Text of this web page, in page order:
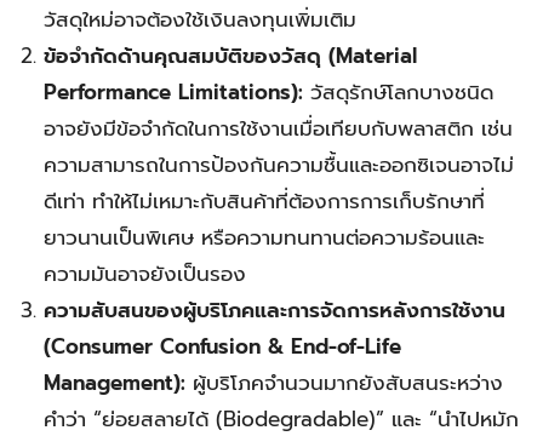
วัสดุใหม่อาจต้องใช้เงินลงทุนเพิ่มเติม
ข้อจำกัดด้านคุณสมบัติของวัสดุ (Material
Performance Limitations): วัสดุรักษ์โลกบางชนิด
อาจยังมีข้อจำกัดในการใช้งานเมื่อเทียบกับพลาสติก เช่น
ความสามารถในการป้องกันความชื้นและออกซิเจนอาจไม่
ดีเท่า ทำให้ไม่เหมาะกับสินค้าที่ต้องการการเก็บรักษาที่
ยาวนานเป็นพิเศษ หรือความทนทานต่อความร้อนและ
ความมันอาจยังเป็นรอง
ความสับสนของผู้บริโภคและการจัดการหลังการใช้งาน
(Consumer Confusion & End-of-Life
Management): ผู้บริโภคจำนวนมากยังสับสนระหว่าง
คำว่า “ย่อยสลายได้ (Biodegradable)” และ “นำไปหมัก